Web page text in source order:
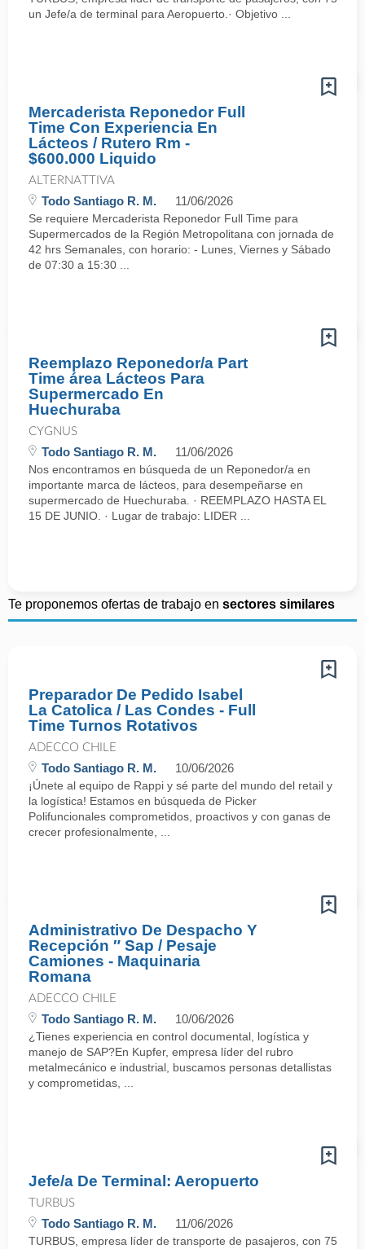
un Jefe/a de terminal para Aeropuerto.· Objetivo ...
Mercaderista Reponedor Full
Time Con Experiencia En
Lácteos / Rutero Rm -
$600.000 Liquido
ALTERNATTIVA
Todo Santiago R. M. 11/06/2026
Se requiere Mercaderista Reponedor Full Time para
Supermercados de la Región Metropolitana con jornada de
42 hrs Semanales, con horario: - Lunes, Viernes y Sábado
de 07:30 a 15:30 ...
Reemplazo Reponedor/a Part
Time área Lácteos Para
Supermercado En
Huechuraba
CYGNUS
Todo Santiago R. M. 11/06/2026
Nos encontramos en búsqueda de un Reponedor/a en
importante marca de lácteos, para desempeñarse en
supermercado de Huechuraba. · REEMPLAZO HASTA EL
15 DE JUNIO. · Lugar de trabajo: LIDER ...
Te proponemos ofertas de trabajo en sectores similares
Preparador De Pedido Isabel
La Catolica / Las Condes - Full
Time Turnos Rotativos
ADECCO CHILE
Todo Santiago R. M. 10/06/2026
¡Únete al equipo de Rappi y sé parte del mundo del retail y
la logística! Estamos en búsqueda de Picker
Polifuncionales comprometidos, proactivos y con ganas de
crecer profesionalmente, ...
Administrativo De Despacho Y
Recepción ″ Sap / Pesaje
Camiones - Maquinaria
Romana
ADECCO CHILE
Todo Santiago R. M. 10/06/2026
¿Tienes experiencia en control documental, logística y
manejo de SAP?En Kupfer, empresa líder del rubro
metalmecánico e industrial, buscamos personas detallistas
y comprometidas, ...
Jefe/a De Terminal: Aeropuerto
TURBUS
Todo Santiago R. M. 11/06/2026
TURBUS, empresa líder de transporte de pasajeros, con 75